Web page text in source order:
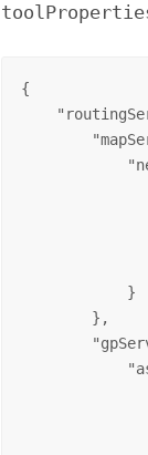
{
    "
        "
            "
            }
        },
        "
            "